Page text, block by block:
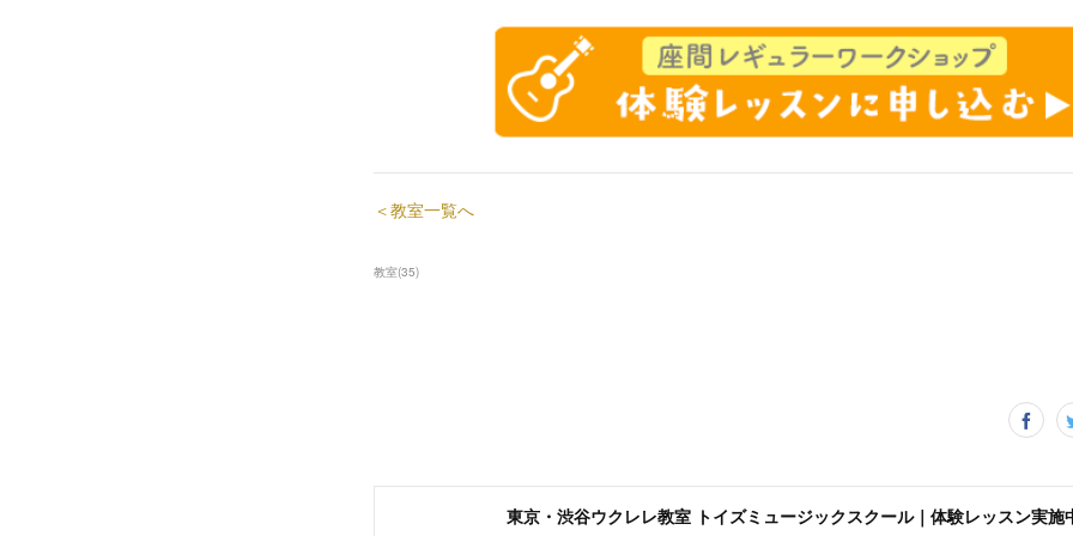
＜教室一覧へ
教室(35)
東京・渋谷ウクレレ教室 トイズミュージックスクール｜体験レッスン実施